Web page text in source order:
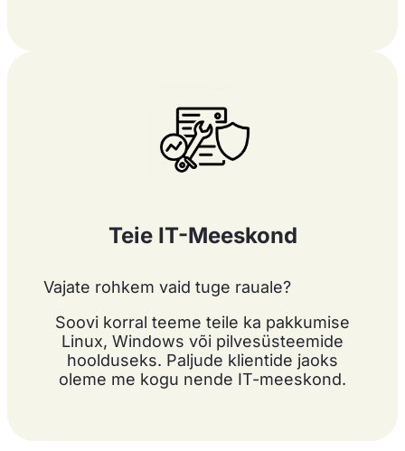
Teie IT-Meeskond
Vajate rohkem vaid tuge rauale?
Soovi korral teeme teile ka pakkumise
Linux, Windows või pilvesüsteemide
hoolduseks. Paljude klientide jaoks
oleme me kogu nende IT-meeskond.